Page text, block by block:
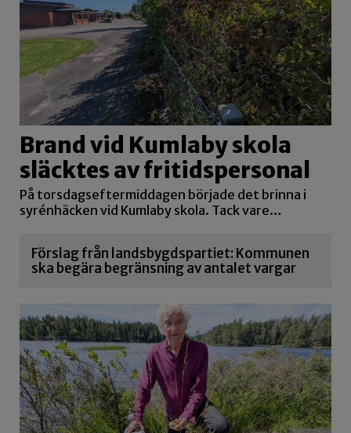
Brand vid Kumlaby skola
släcktes av fritidspersonal
På torsdagseftermiddagen började det brinna i
syrénhäcken vid Kumlaby skola. Tack vare…
Förslag från landsbygdspartiet: Kommunen
ska begära begränsning av antalet vargar